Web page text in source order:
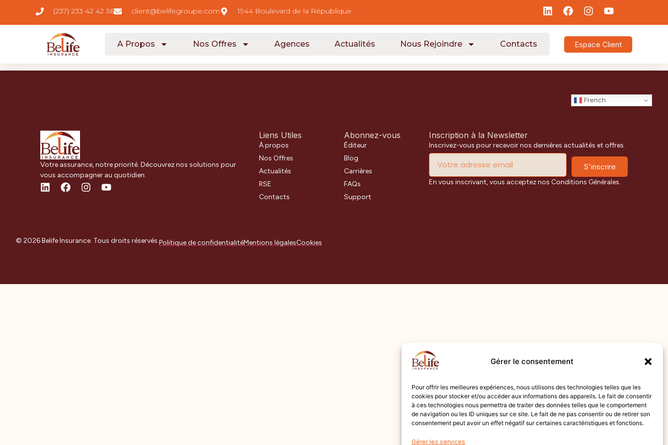
Gérer le consentement
Pour offrir les meilleures expériences, nous utilisons des technologies telles que les
cookies pour stocker et/ou accéder aux informations des appareils. Le fait de consentir
à ces technologies nous permettra de traiter des données telles que le comportement
de navigation ou les ID uniques sur ce site. Le fait de ne pas consentir ou de retirer son
consentement peut avoir un effet négatif sur certaines caractéristiques et fonctions.
Gérer les services
(237) 233 42 42 36 client@belifegroupe.com 1944 Boulevard de la République
A Propos Nos Offres Agences Actualités Nous Rejoindre Contacts Espace Client
French
Votre assurance, notre priorité. Découvrez nos solutions pour
vous accompagner au quotidien.
Liens Utiles
À propos
Nos Offres
Actualités
RSE
Contacts
Abonnez-vous
Éditeur
Blog
Carrières
FAQs
Support
Inscription à la Newsletter
Inscrivez-vous pour recevoir nos dernières actualités et offres.
S'inscrire
En vous inscrivant, vous acceptez nos Conditions Générales.
© 2026 Belife Insurance. Tous droits réservés.Politique de confidentialitéMentions légalesCookies